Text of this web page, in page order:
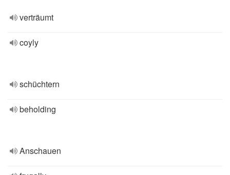
verträumt
coyly
schüchtern
beholding
Anschauen